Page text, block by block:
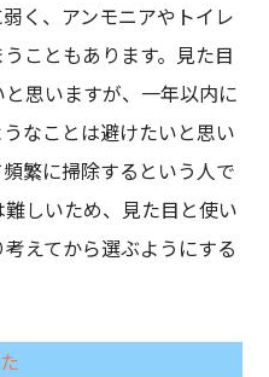
く、アンモニアやトイレ
こともあります。見た目
思いますが、一年以内に
なことは避けたいと思い
繁に掃除するという人で
しいため、見た目と使い
えてから選ぶようにする